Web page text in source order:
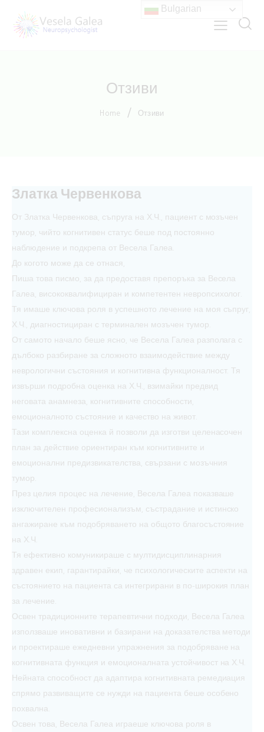
Отзиви
Home Отзиви
Златка Червенкова
От Златка Червенкова, съпруга на Х.Ч., пациент с мозъчен
тумор, чийто когнитивен статус беше под постоянно
наблюдение и подкрепа от Весела Галеа.
До когото може да се отнася,
Пиша това писмо, за да предоставя препоръка за Весела
Галеа, висококвалифициран и компетентен невропсихолог.
Тя имаше ключова роля в успешното лечение на моя съпруг,
Х.Ч., диагностициран с терминален мозъчен тумор.
От самото начало беше ясно, че Весела Галеа разполага с
дълбоко разбиране за сложното взаимодействие между
неврологични състояния и когнитивна функционалност. Тя
извърши подробна оценка на Х.Ч., взимайки предвид
неговата анамнеза, когнитивните способности,
емоционалното състояние и качество на живот.
Тази комплексна оценка й позволи да изготви целенасочен
план за действие ориентиран към когнитивните и
емоционални предизвикателства, свързани с мозъчния
тумор.
През целия процес на лечение, Весела Галеа показваше
изключителен професионализъм, състрадание и истинско
ангажиране към подобряването на общото благосъстояние
на Х.Ч.
Тя ефективно комуникираше с мултидисциплинарния
здравен екип, гарантирайки, че психологическите аспекти на
състоянието на пациента са интегрирани в по-широкия план
за лечение.
Освен традиционните терапевтични подходи, Весела Галеа
използваше иновативни и базирани на доказателства методи
и проектираше ежедневни упражнения за подобряване на
когнитивната функция и емоционалната устойчивост на Х.Ч.
Нейната способност да адаптира когнитивната ремедиация
спрямо развиващите се нужди на пациента беше особено
похвална.
Освен това, Весела Галеа играеше ключова роля в
Bulgarian